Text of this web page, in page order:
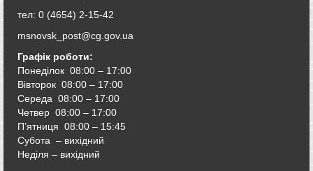
тел: 0 (4654) 2-15-42
msnovsk_post@cg.gov.ua
Графік роботи:
Понеділок 08:00 – 17:00
Вівторок 08:00 – 17:00
Середа 08:00 – 17:00
Четвер 08:00 – 17:00
П’ятниця 08:00 – 15:45
Субота – вихідний
Неділя – вихідний